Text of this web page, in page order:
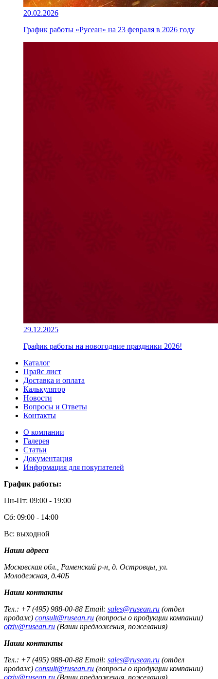
20.02.2026
График работы «Русеан» на 23 февраля в 2026 году
29.12.2025
График работы на новогодние праздники 2026!
Каталог
Прайс лист
Доставка и оплата
Калькулятор
Новости
Вопросы и Ответы
Контакты
О компании
Галерея
Статьи
Документация
Информация для покупателей
График работы:
Пн-Пт: 09:00 - 19:00
Сб: 09:00 - 14:00
Вс: выходной
Наши адреса
Московская обл., Раменский р-н, д. Островцы, ул.
Молодежная, д.40Б
Наши контакты
Тел.: +7 (495) 988-00-88 Email: sales@rusean.ru (отдел
продаж) consult@rusean.ru (вопросы о продукции компании)
otziv@rusean.ru (Ваши предложения, пожелания)
Наши контакты
Тел.: +7 (495) 988-00-88 Email: sales@rusean.ru (отдел
продаж) consult@rusean.ru (вопросы о продукции компании)
otziv@rusean.ru (Ваши предложения, пожелания)